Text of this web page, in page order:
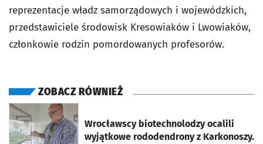
reprezentacje władz samorządowych i wojewódzkich,
przedstawiciele środowisk Kresowiaków i Lwowiaków,
członkowie rodzin pomordowanych profesorów.
ZOBACZ RÓWNIEŻ
Wrocławscy biotechnolodzy ocalili
wyjątkowe rododendrony z Karkonoszy.
otworzy się w nowej karcie